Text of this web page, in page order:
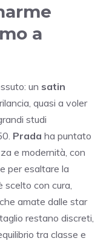
a
un satin
quasi a voler
studi
Prada ha puntato
e modernità, con
per esaltare la
scelto con cura,
amate dalle star
restano discreti,
tra classe e